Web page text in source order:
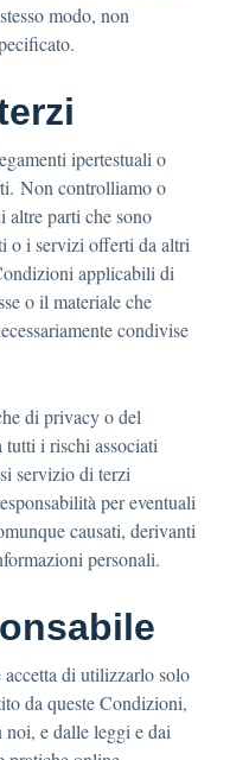
modo, non
ipertestuali o
Non controlliamo o
parti che sono
o i servizi offerti da altri
applicabili di
o il materiale che
condivise
di privacy o del
i rischi associati
servizio di terzi
per eventuali
causati, derivanti
personali.
di utilizzarlo solo
da queste Condizioni,
e dalle leggi e dai